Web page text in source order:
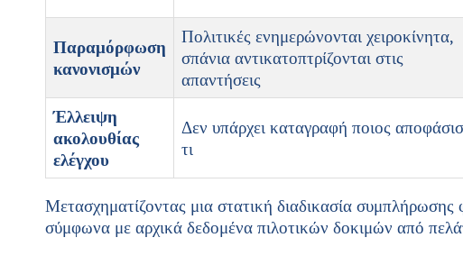
Παραμόρφωση
κανονισμών
Πολιτικές ενημερώνονται χειροκίνητα,
σπάνια αντικατοπτρίζονται στις
απαντήσεις
Έλλειψη
ακολουθίας
ελέγχου
Δεν υπάρχει καταγραφή ποιος
τι
Μετασχηματίζοντας μια στατική διαδικασία
σύμφωνα με αρχικά δεδομένα πιλοτικών δοκιμών από